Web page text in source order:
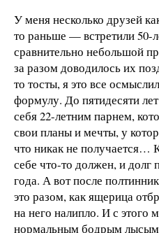
У меня несколько друзей
то раньше — встретили 50-
сравнительно небольшой
за разом доводилось их
то тосты, я это все
формулу. До пятидесяти
себя 22-летним парнем,
свои планы и мечты, у
что никак не получается…
себе что-то должен, и долг
года. А вот после
это разом, как ящерица
на него налипло. И с
нормальным бодрым